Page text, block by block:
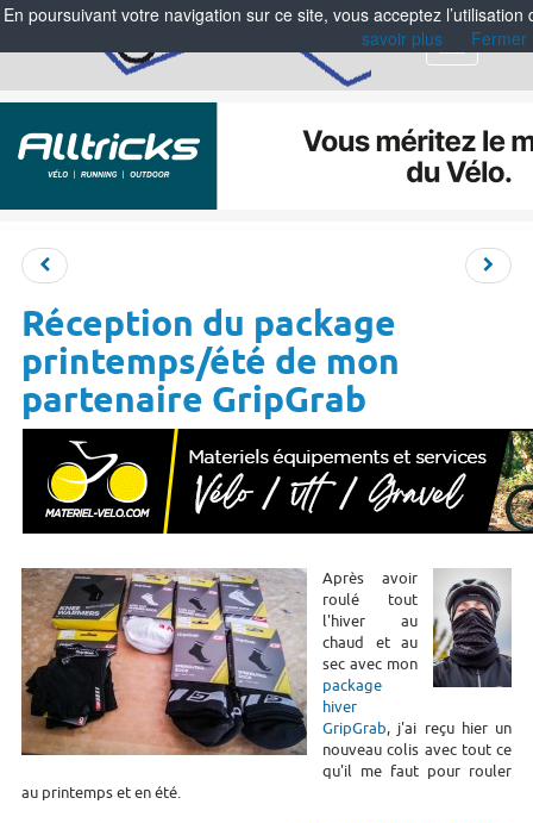
Menu
Réception du package
printemps/été de mon
partenaire GripGrab
Après avoir
roulé tout
l'hiver au
chaud et au
sec avec mon
package
hiver
GripGrab, j'ai reçu hier un
nouveau colis avec tout ce
qu'il me faut pour rouler
au printemps et en été.
En poursuivant votre navigation sur ce site, vous acceptez
savoir plus
Fermer